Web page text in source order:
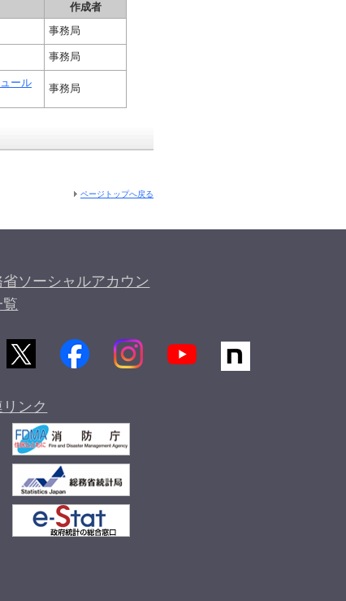
作成者
事務局
事務局
ール 事務局
ページトップへ戻る
省ソーシャルアカウン
覧
リンク